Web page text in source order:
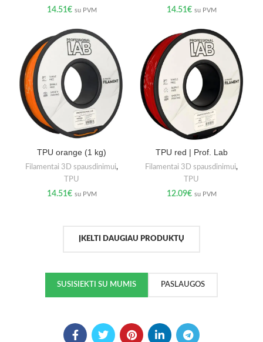
14.51€ su PVM
14.51€ su PVM
TPU orange (1 kg)
Filamentai 3D spausdinimui,
TPU
14.51€ su PVM
TPU red | Prof. Lab
Filamentai 3D spausdinimui,
TPU
12.09€ su PVM
ĮKELTI DAUGIAU PRODUKTŲ
SUSISIEKTI SU MUMIS PASLAUGOS